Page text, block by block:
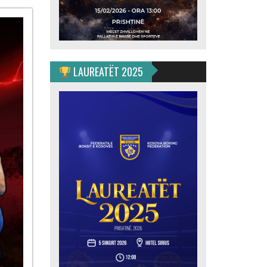
LAUREATËT 2025